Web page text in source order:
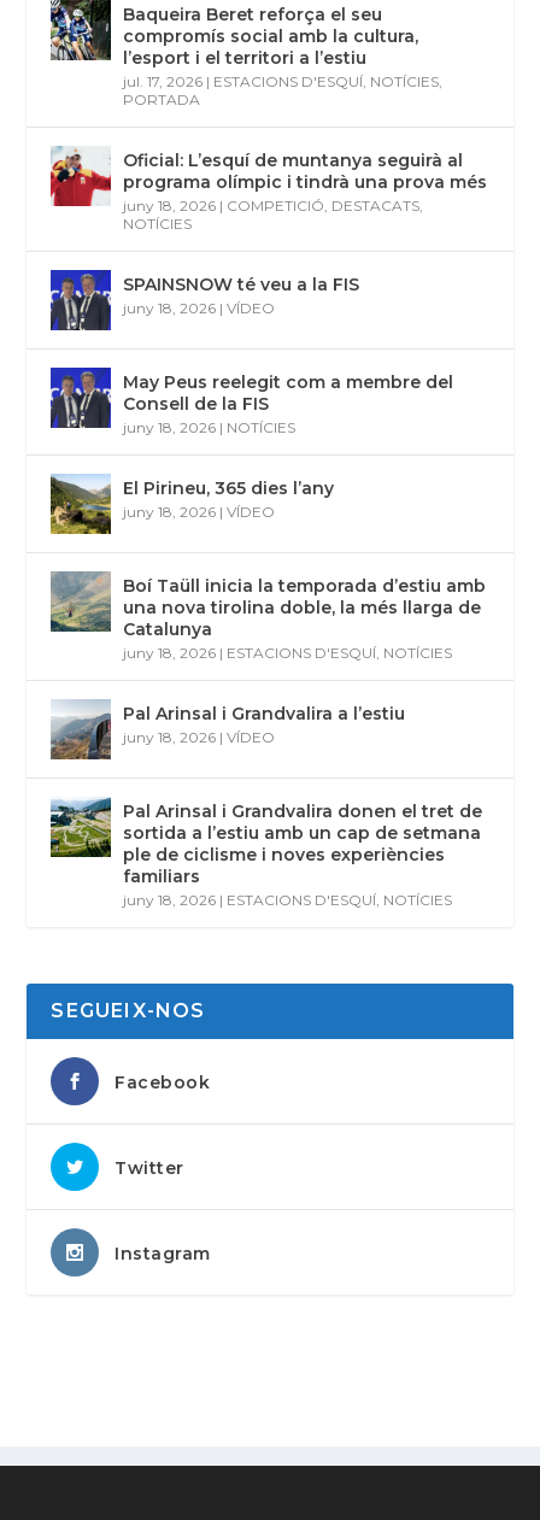
Baqueira Beret reforça el seu
compromís social amb la cultura,
l’esport i el territori a l’estiu
jul. 17, 2026 | ESTACIONS D'ESQUÍ, NOTÍCIES,
PORTADA
Oficial: L’esquí de muntanya seguirà al
programa olímpic i tindrà una prova més
juny 18, 2026 | COMPETICIÓ, DESTACATS,
NOTÍCIES
SPAINSNOW té veu a la FIS
juny 18, 2026 |VÍDEO
May Peus reelegit com a membre del
Consell de la FIS
juny 18, 2026 | NOTÍCIES
El Pirineu, 365 dies l’any
juny 18, 2026 |VÍDEO
Boí Taüll inicia la temporada d’estiu amb
una nova tirolina doble, la més llarga de
Catalunya
juny 18, 2026 | ESTACIONS D'ESQUÍ, NOTÍCIES
Pal Arinsal i Grandvalira a l’estiu
juny 18, 2026 |VÍDEO
Pal Arinsal i Grandvalira donen el tret de
sortida a l’estiu amb un cap de setmana
ple de ciclisme i noves experiències
familiars
juny 18, 2026 | ESTACIONS D'ESQUÍ, NOTÍCIES
SEGUEIX-NOS
Facebook
Twitter
Instagram